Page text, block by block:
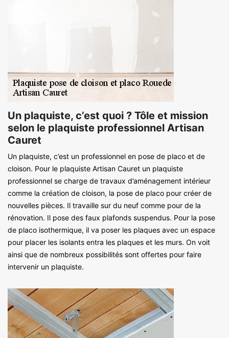
Un plaquiste, c’est quoi ? Tôle et mission
selon le plaquiste professionnel Artisan
Cauret
Un plaquiste, c’est un professionnel en pose de placo et de
cloison. Pour le plaquiste Artisan Cauret un plaquiste
professionnel se charge de travaux d’aménagement intérieur
comme la création de cloison, la pose de placo pour créer de
nouvelles pièces. Il travaille sur du neuf comme pour de la
rénovation. Il pose des faux plafonds suspendus. Pour la pose
de placo isothermique, il va poser les plaques avec un espace
pour placer les isolants entra les plaques et les murs. On voit
ainsi que de nombreux possibilités sont offertes pour faire
intervenir un plaquiste.